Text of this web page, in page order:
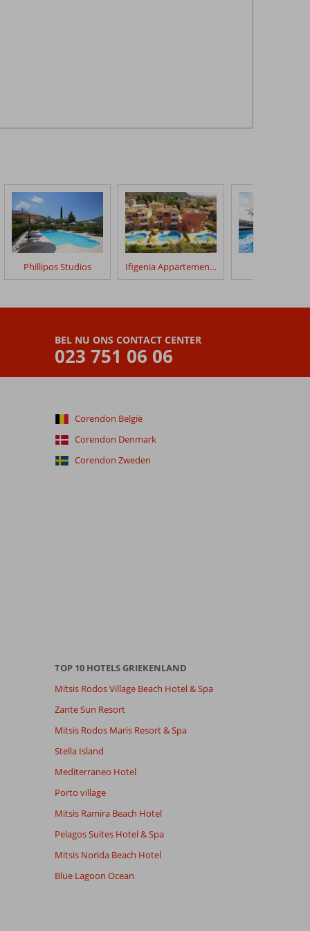
Phillipos Studios Ifigenia Appartementen
BEL NU ONS CONTACT CENTER
023 751 06 06
Corendon België
Corendon Denmark
Corendon Zweden
TOP 10 HOTELS GRIEKENLAND
Mitsis Rodos Village Beach Hotel & Spa
Zante Sun Resort
Mitsis Rodos Maris Resort & Spa
Stella Island
Mediterraneo Hotel
Porto village
Mitsis Ramira Beach Hotel
Pelagos Suites Hotel & Spa
Mitsis Norida Beach Hotel
Blue Lagoon Ocean